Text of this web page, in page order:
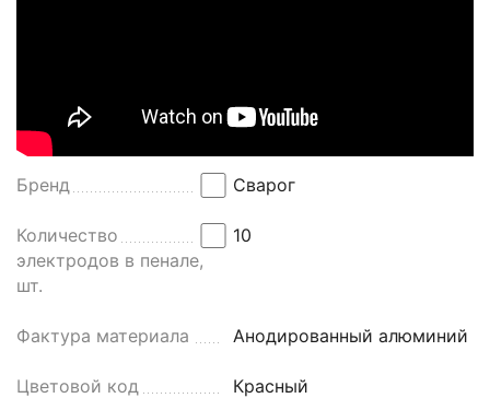
Бренд Сварог
Количество
электродов в пенале,
шт.
10
Фактура материала Анодированный алюминий
Цветовой код Красный